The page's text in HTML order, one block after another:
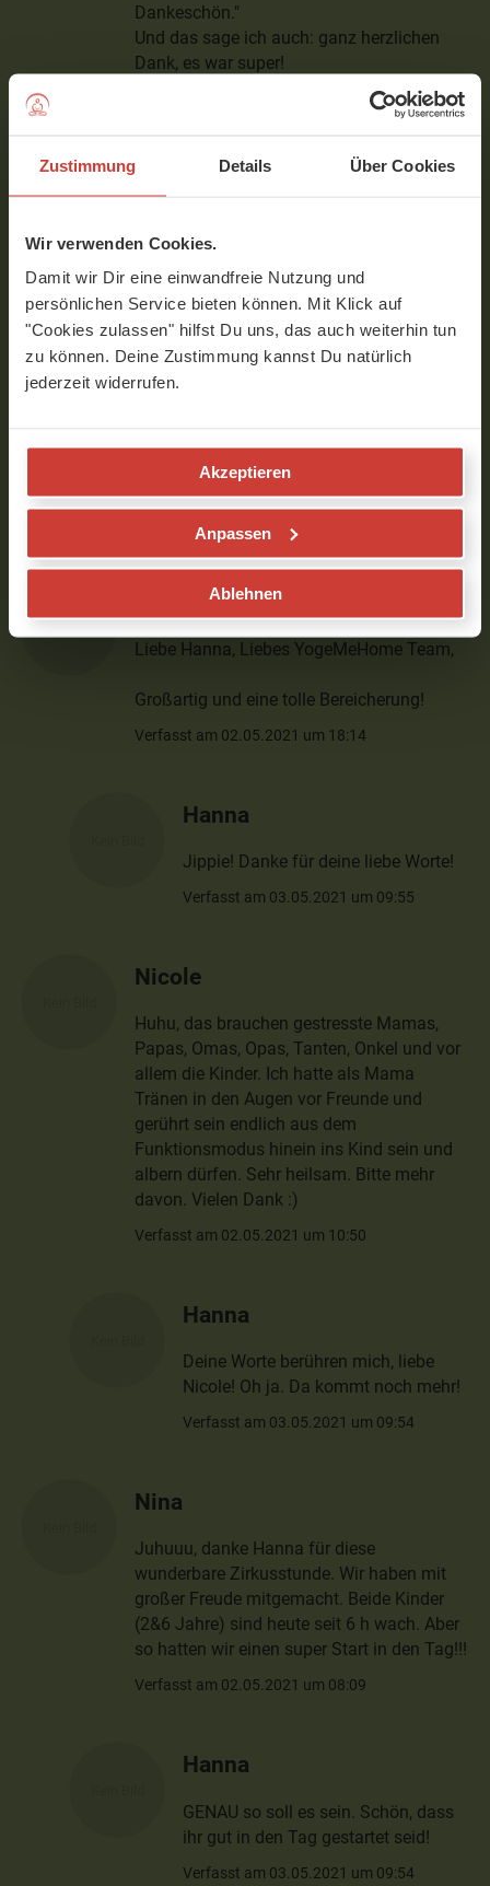
Zustimmung Details Über Cookies
Wir verwenden Cookies.
Damit wir Dir eine einwandfreie Nutzung und
persönlichen Service bieten können. Mit Klick auf
"Cookies zulassen" hilfst Du uns, das auch weiterhin tun
zu können. Deine Zustimmung kannst Du natürlich
jederzeit widerrufen.
Akzeptieren
Anpassen
Ablehnen
Dankeschön."
Und das sage ich auch: ganz herzlichen
Dank, es war super!
Stefanie
Sehr schön! Mein Sohn (5 Jahre) sagte
danach: "Das war viel zu kurz!"
Wir würden uns freuen, wenn es noch mehr
davon gibt.
Verfasst am 04.05.2021 um 19:00
suuuper!!!!!! Bitte mehr davon!!!!!!!
Liebe Hanna, Liebes YogeMeHome Team,
Großartig und eine tolle Bereicherung!
Verfasst am 02.05.2021 um 18:14
Hanna
Jippie! Danke für deine liebe Worte!
Verfasst am 03.05.2021 um 09:55
Nicole
Huhu, das brauchen gestresste Mamas,
Papas, Omas, Opas, Tanten, Onkel und vor
allem die Kinder. Ich hatte als Mama
Tränen in den Augen vor Freunde und
gerührt sein endlich aus dem
Funktionsmodus hinein ins Kind sein und
albern dürfen. Sehr heilsam. Bitte mehr
davon. Vielen Dank :)
Verfasst am 02.05.2021 um 10:50
Hanna
Deine Worte berühren mich, liebe
Nicole! Oh ja. Da kommt noch mehr!
Verfasst am 03.05.2021 um 09:54
Nina
Juhuuu, danke Hanna für diese
wunderbare Zirkusstunde. Wir haben mit
großer Freude mitgemacht. Beide Kinder
(2&6 Jahre) sind heute seit 6 h wach. Aber
so hatten wir einen super Start in den Tag!!!
Verfasst am 02.05.2021 um 08:09
Hanna
GENAU so soll es sein. Schön, dass
ihr gut in den Tag gestartet seid!
Verfasst am 03.05.2021 um 09:54